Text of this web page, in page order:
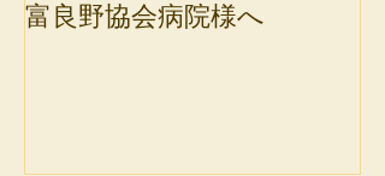
富良野協会病院様へ